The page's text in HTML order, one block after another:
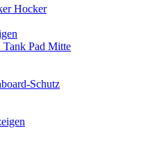
Hocker
Pad Mitte
Schutz